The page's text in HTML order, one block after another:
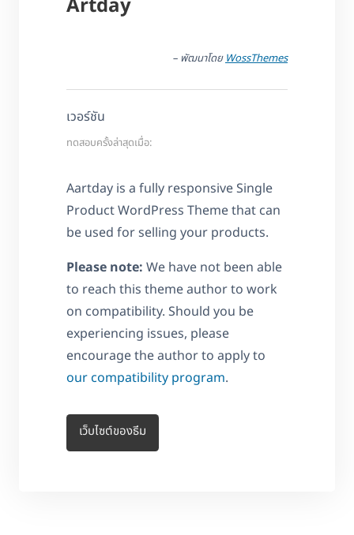
Artday
– พัฒนาโดย WossThemes
เวอร์ชัน
ทดสอบครั้งล่าสุดเมื่อ:
Aartday is a fully responsive Single
Product WordPress Theme that can
be used for selling your products.
Please note: We have not been able
to reach this theme author to work
on compatibility. Should you be
experiencing issues, please
encourage the author to apply to
our compatibility program.
เว็บไซต์ของธีม